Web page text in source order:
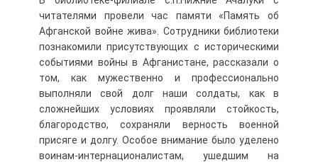
читателями провели час памяти «Память об
Афганской войне жива». Сотрудники библиотеки
познакомили присутствующих с историческими
событиями войны в Афганистане, рассказали о
том, как мужественно и профессионально
выполняли свой долг наши солдаты, как в
сложнейших условиях проявляли стойкость,
благородство, сохраняли верность военной
присяге и долгу. Особое внимание было уделено
воинам-интернационалистам, ушедшим на